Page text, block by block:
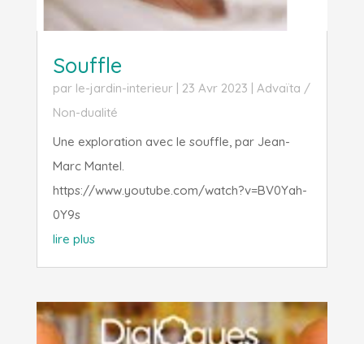
Souffle
par le-jardin-interieur| 23 Avr 2023 | Advaïta /
Non-dualité
Une exploration avec le souffle, par Jean-
Marc Mantel.
https://www.youtube.com/watch?v=BV0Yah-
0Y9s
lire plus